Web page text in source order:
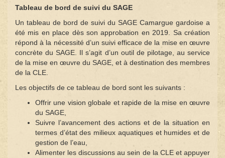
Tableau de bord de suivi du SAGE
Un tableau de bord de suivi du SAGE Camargue gardoise a
été mis en place dès son approbation en 2019. Sa création
répond à la nécessité d’un suivi efficace de la mise en œuvre
concrète du SAGE. Il s’agit d’un outil de pilotage, au service
de la mise en œuvre du SAGE, et à destination des membres
de la CLE.
Les objectifs de ce tableau de bord sont les suivants :
Offrir une vision globale et rapide de la mise en œuvre
du SAGE,
Suivre l’avancement des actions et de la situation en
termes d’état des milieux aquatiques et humides et de
gestion de l’eau,
Alimenter les discussions au sein de la CLE et appuyer